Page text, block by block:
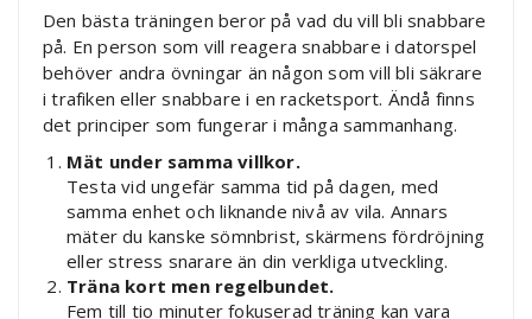
Den bästa träningen beror på vad du vill bli snabbare
på. En person som vill reagera snabbare i datorspel
behöver andra övningar än någon som vill bli säkrare
i trafiken eller snabbare i en racketsport. Ändå finns
det principer som fungerar i många sammanhang.
Mät under samma villkor.
Testa vid ungefär samma tid på dagen, med
samma enhet och liknande nivå av vila. Annars
mäter du kanske sömnbrist, skärmens fördröjning
eller stress snarare än din verkliga utveckling.
Träna kort men regelbundet.
Fem till tio minuter fokuserad träning kan vara